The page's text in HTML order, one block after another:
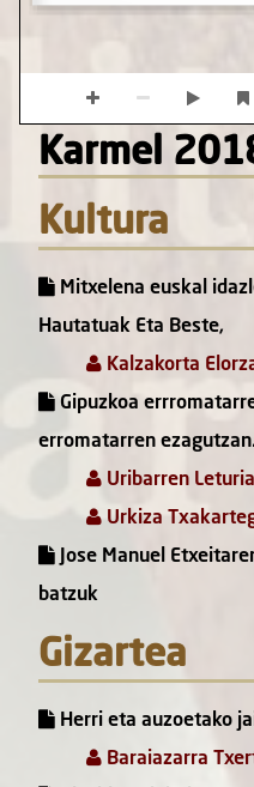
Karmel
Kultura
Mitxelena euskal
Hautatuak Eta Beste,
Kalzakorta
Gipuzkoa
erromatarren
Uribarren
Urkiza
Jose Manuel
batzuk
Gizartea
Herri eta auzoetako
Baraiazarra